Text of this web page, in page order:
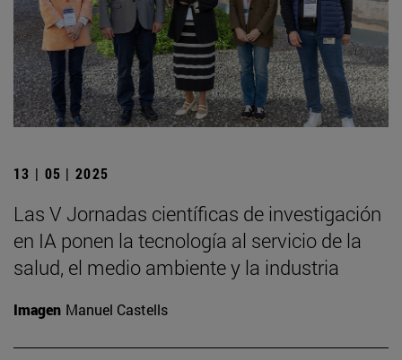
13 | 05 | 2025
Las V Jornadas científicas de investigación
en IA ponen la tecnología al servicio de la
salud, el medio ambiente y la industria
Imagen Manuel Castells